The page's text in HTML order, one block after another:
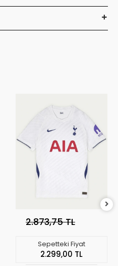
2.873,75 TL
Sepetteki Fiyat
2.299,00 TL